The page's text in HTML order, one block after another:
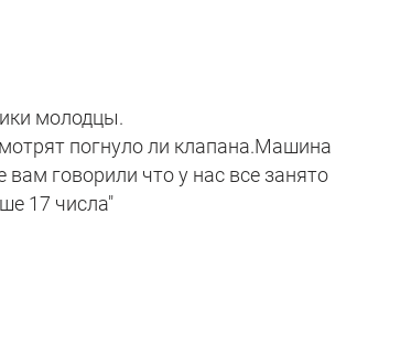
молодцы.
погнуло ли клапана.Машина
говорили что у нас все занято
17 числа"